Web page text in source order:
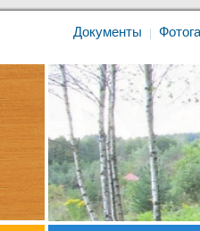
Документы